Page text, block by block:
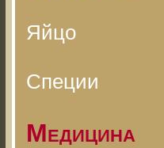
Яйцо
Специи
Медицина